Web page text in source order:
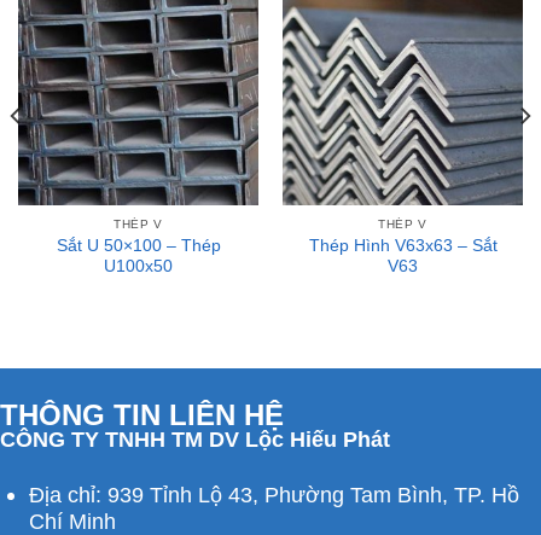
THÉP V
Sắt U 50×100 – Thép
U100x50
THÉP V
Thép Hình V63x63 – Sắt
V63
THÔNG TIN LIÊN HỆ
CÔNG TY TNHH TM DV Lộc Hiếu Phát
Địa chỉ: 939 Tỉnh Lộ 43, Phường Tam Bình, TP. Hồ
Chí Minh